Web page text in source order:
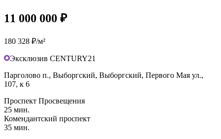
11 000 000 ₽
180 328 ₽/м²
Эксклюзив CENTURY21
Парголово п., Выборгский, Выборгский, Первого Мая ул.,
107, к 6
Проспект Просвещения
25 мин.
Комендантский проспект
35 мин.